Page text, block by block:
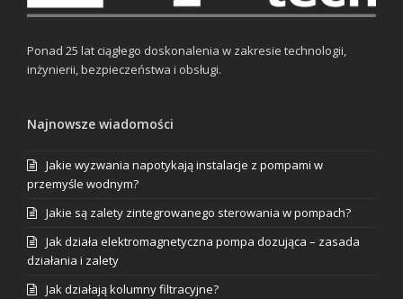
Ponad 25 lat ciągłego doskonalenia w zakresie technologii,
inżynierii, bezpieczeństwa i obsługi.
Najnowsze wiadomości
Jakie wyzwania napotykają instalacje z pompami w
przemyśle wodnym?
Jakie są zalety zintegrowanego sterowania w pompach?
Jak działa elektromagnetyczna pompa dozująca – zasada
działania i zalety
Jak działają kolumny filtracyjne?